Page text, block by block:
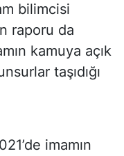
bilimcisi
raporu da
kamuya açık
taşıdığı
imamın